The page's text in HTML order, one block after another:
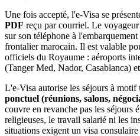
Une fois accepté, l'e-Visa se
PDF reçu par courriel. Le
sur son téléphone à
frontalier marocain. Il est valable
officiels du Royaume : aéroports
(Tanger Med, Nador, Casablanca)
L'e-Visa autorise les séjours à motif
ponctuel (réunions, salons,
couvre en revanche pas les séjours
religieuses, le travail salarié ni les
situations exigent un visa consulaire